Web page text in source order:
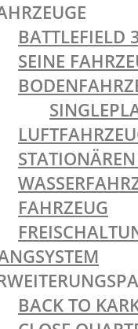
BATTLEFIELD
SEINE
FAHRZEUG
BACK TO